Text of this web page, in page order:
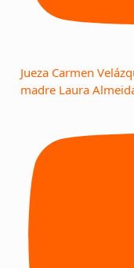
Jueza Carmen
madre Laura